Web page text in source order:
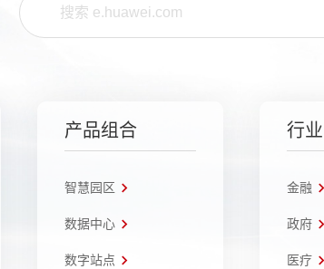
产品组合
智慧园区
数据中心
数字站点
行业
金融
政府
医疗